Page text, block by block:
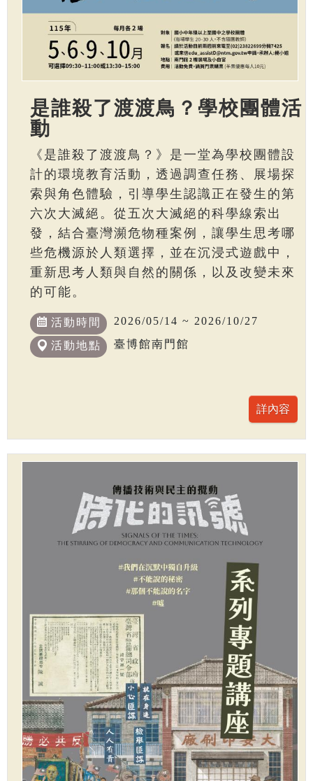
是誰殺了渡渡鳥？學校團體活
動
《是誰殺了渡渡鳥？》是一堂為學校團體設
計的環境教育活動，透過調查任務、展場探
索與角色體驗，引導學生認識正在發生的第
六次大滅絕。從五次大滅絕的科學線索出
發，結合臺灣瀕危物種案例，讓學生思考哪
些危機源於人類選擇，並在沉浸式遊戲中，
重新思考人類與自然的關係，以及改變未來
的可能。
活動時間 2026/05/14 ~ 2026/10/27
活動地點 臺博館南門館